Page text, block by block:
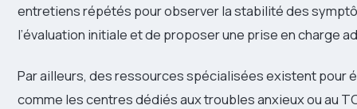
entretiens répétés pour observer la stabilité des
l’évaluation initiale et de proposer une prise en charge
Par ailleurs, des ressources spécialisées existent pour
comme les centres dédiés aux troubles anxieux ou au